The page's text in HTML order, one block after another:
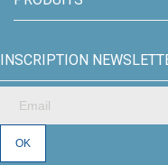
INSCRIPTION